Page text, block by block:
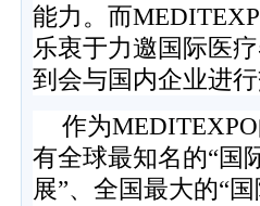
能力。而
乐衷于力邀国际医
到会与国内企业进行
作为MEDITEXPO
有全球最知名的“国
展”、全国最大的“